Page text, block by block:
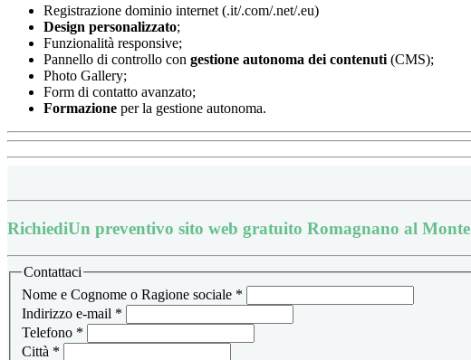
Registrazione dominio internet (.it/.com/.net/.eu)
Design personalizzato;
Funzionalità responsive;
Pannello di controllo con gestione autonoma dei contenuti (CMS);
Photo Gallery;
Form di contatto avanzato;
Formazione per la gestione autonoma.
RichiediUn preventivo sito web gratuito Romagnano al Monte
Contattaci
Nome e Cognome o Ragione sociale *
Indirizzo e-mail *
Telefono *
Città *